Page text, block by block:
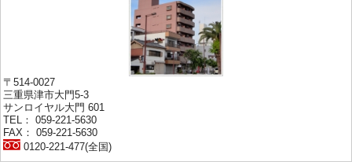
〒514-0027
三重県津市大門5-3
サンロイヤル大門 601
TEL： 059-221-5630
FAX： 059-221-5630
0120-221-477(全国)